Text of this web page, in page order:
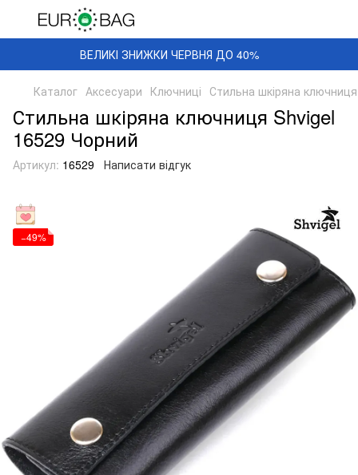
ВЕЛИКІ ЗНИЖКИ ЧЕРВНЯ ДО 40%
Каталог Аксесуари Ключниці Стильна шкіряна
Стильна шкіряна ключниця Shvigel
16529 Чорний
Артикул: 16529 Написати відгук
−49%